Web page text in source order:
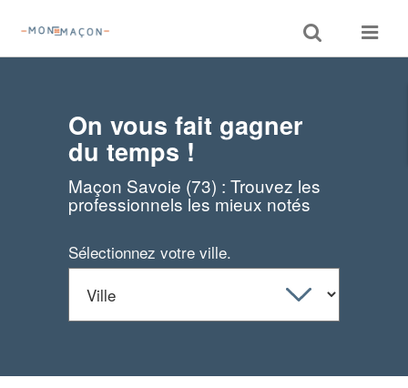
Toggle
search
Toggle
On vous fait gagner
du temps !
Maçon Savoie (73) : Trouvez les
professionnels les mieux notés
Sélectionnez votre ville.